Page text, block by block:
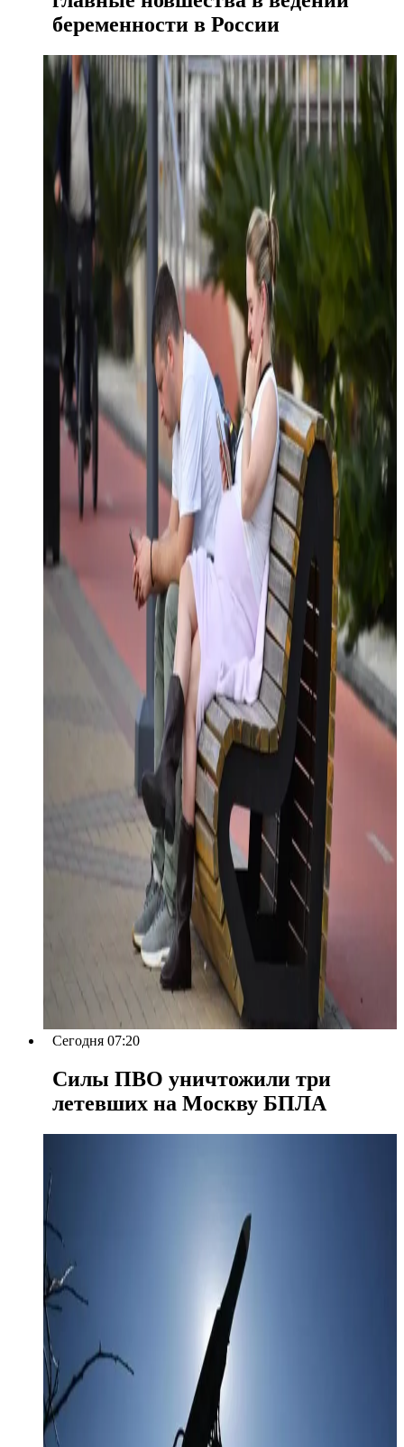
беременности в России
Сегодня 07:20
Силы ПВО уничтожили три
летевших на Москву БПЛА